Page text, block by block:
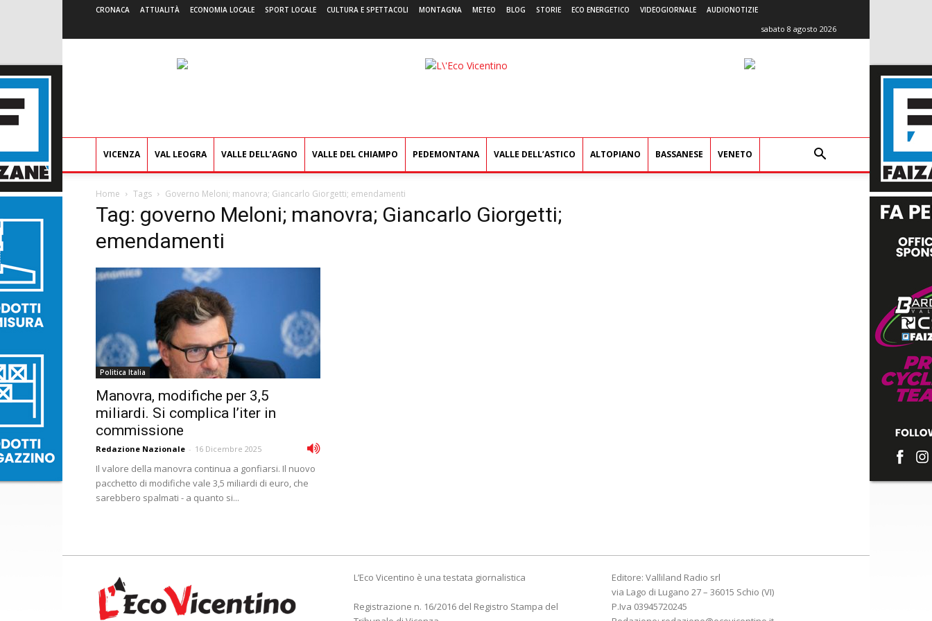
CRONACA ATTUALITÀ ECONOMIA LOCALE SPORT LOCALE CULTURA E SPETTACOLI MONTAGNA METEO BLOG STORIE ECO ENERGETICO VIDEOGIORNALE AUDIONOTIZIE
sabato 8 agosto 2026
L'Eco
VICENZA VAL LEOGRA VALLE DELL’AGNO VALLE DEL CHIAMPO PEDEMONTANA VALLE DELL’ASTICO ALTOPIANO BASSANESE VENETO
Home Tags Governo Meloni; manovra; Giancarlo Giorgetti; emendamenti
Tag: governo Meloni; manovra; Giancarlo Giorgetti;
emendamenti
Politica Italia
Manovra, modifiche per 3,5
miliardi. Si complica l’iter in
commissione
Redazione Nazionale - 16 Dicembre 2025
Il valore della manovra continua a gonfiarsi. Il nuovo
pacchetto di modifiche vale 3,5 miliardi di euro, che
sarebbero spalmati - a quanto si...
L’Eco Vicentino è una testata giornalistica
Registrazione n. 16/2016 del Registro Stampa del
Editore: Valliland Radio srl
via Lago di Lugano 27 – 36015 Schio (VI)
P.Iva 03945720245